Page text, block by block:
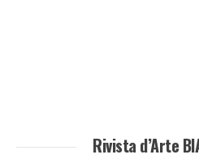
Rivista d’Arte